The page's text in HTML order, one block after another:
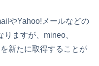
やYahoo!メールなどの
ますが、mineo、
新たに取得することが